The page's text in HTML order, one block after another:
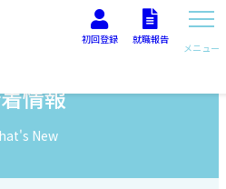
メニュー
初回登録 就職報告
情報
New